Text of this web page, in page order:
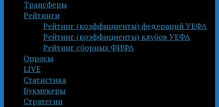
Трансферы
Рейтинги
Рейтинг (коэффициенты) федераций УЕФА
Рейтинг (коэффициенты) клубов УЕФА
Рейтинг сборных ФИФА
Опросы
LIVE
Статистика
Букмекеры
Стратегии